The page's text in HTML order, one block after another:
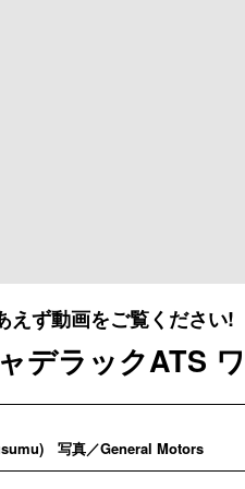
えず動画をご覧ください!
デラックATS
写真／General Motors